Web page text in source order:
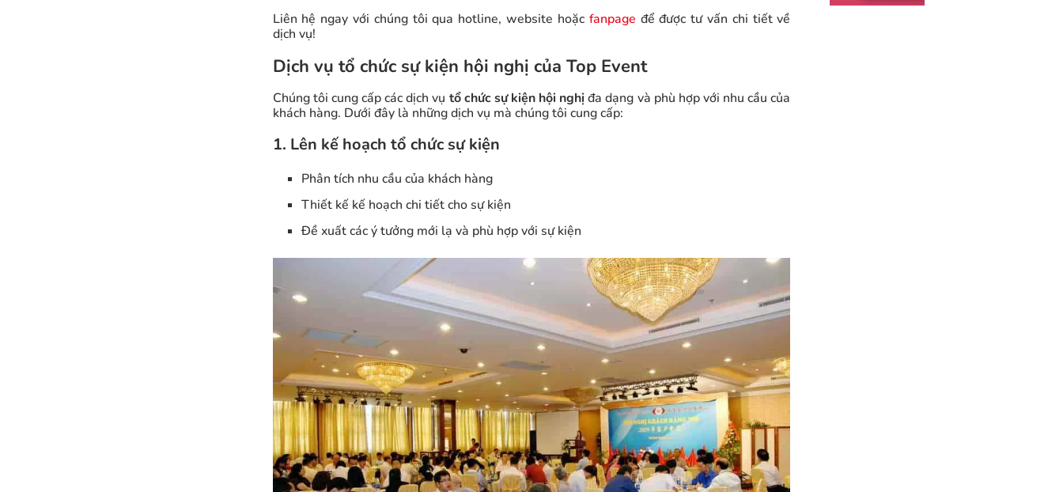
Liên hệ ngay với chúng tôi qua hotline, website hoặc fanpage để được tư vấn chi tiết về
dịch vụ!
Dịch vụ tổ chức sự kiện hội nghị của Top Event
Chúng tôi cung cấp các dịch vụ tổ chức sự kiện hội nghịđa dạng và phù hợp với nhu cầu của
khách hàng. Dưới đây là những dịch vụ mà chúng tôi cung cấp:
1. Lên kế hoạch tổ chức sự kiện
Phân tích nhu cầu của khách hàng
Thiết kế kế hoạch chi tiết cho sự kiện
Đề xuất các ý tưởng mới lạ và phù hợp với sự kiện